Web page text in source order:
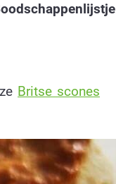
Britse scones